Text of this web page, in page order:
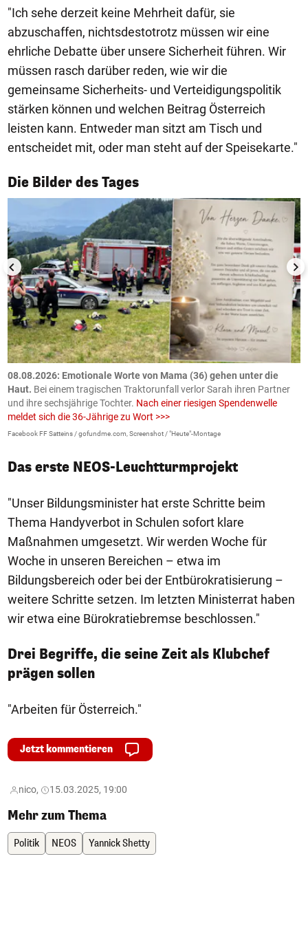
"Ich sehe derzeit keine Mehrheit dafür, sie
abzuschaffen, nichtsdestotrotz müssen wir eine
ehrliche Debatte über unsere Sicherheit führen. Wir
müssen rasch darüber reden, wie wir die
gemeinsame Sicherheits- und Verteidigungspolitik
stärken können und welchen Beitrag Österreich
leisten kann. Entweder man sitzt am Tisch und
entscheidet mit, oder man steht auf der Speisekarte."
Die Bilder des Tages
1/50
08.08.2026: Emotionale Worte von Mama (36) gehen unter die
Haut. Bei einem tragischen Traktorunfall verlor Sarah ihren Partner
und ihre sechsjährige Tochter. Nach einer riesigen Spendenwelle
meldet sich die 36-Jährige zu Wort >>>
Facebook FF Satteins / gofundme.com, Screenshot / "Heute"-Montage
Das erste NEOS-Leuchtturmprojekt
"Unser Bildungsminister hat erste Schritte beim
Thema Handyverbot in Schulen sofort klare
Maßnahmen umgesetzt. Wir werden Woche für
Woche in unseren Bereichen – etwa im
Bildungsbereich oder bei der Entbürokratisierung –
weitere Schritte setzen. Im letzten Ministerrat haben
wir etwa eine Bürokratiebremse beschlossen."
Drei Begriffe, die seine Zeit als Klubchef
prägen sollen
"Arbeiten für Österreich."
Jetzt kommentieren
nico, 15.03.2025, 19:00
Mehr zum Thema
Politik NEOS Yannick Shetty